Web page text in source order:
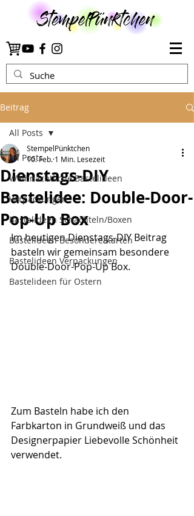
Beitrag
All Posts
Weihnachtliche Bastelideen
Verpackungen
Bastelideen Schachteln/Boxen
Bastelideen Besondere Karten
Bastelideen Verpackungen
Bastelideen für Ostern
All Posts
Dienstags-DIY
Bastelidee: Double-Door-
Pop-Up Box
StempelPünktchen
10. Feb. 1 Min. Lesezeit
Im heutigen Dienstags-DIY Beitrag
basteln wir gemeinsam besondere
Double-Door-Pop-Up Box.
Zum Basteln habe ich den
Farbkarton in Grundweiß und das
Designerpapier Liebevolle Schönheit
verwendet.